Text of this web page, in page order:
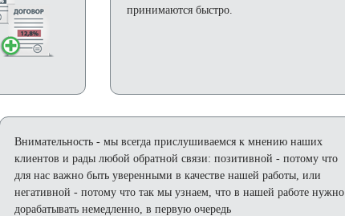
принимаются быстро.
Внимательность - мы всегда прислушиваемся к мнению наших
клиентов и рады любой обратной связи: позитивной - потому что
для нас важно быть уверенными в качестве нашей работы, или
негативной - потому что так мы узнаем, что в нашей работе нужно
дорабатывать немедленно, в первую очередь